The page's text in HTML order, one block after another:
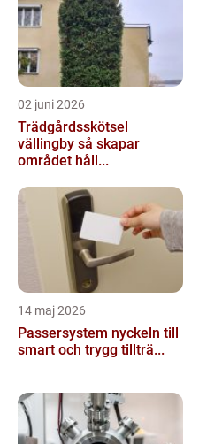
02 juni 2026
Trädgårdsskötsel
vällingby så skapar
området håll...
14 maj 2026
Passersystem nyckeln till
smart och trygg tillträ...